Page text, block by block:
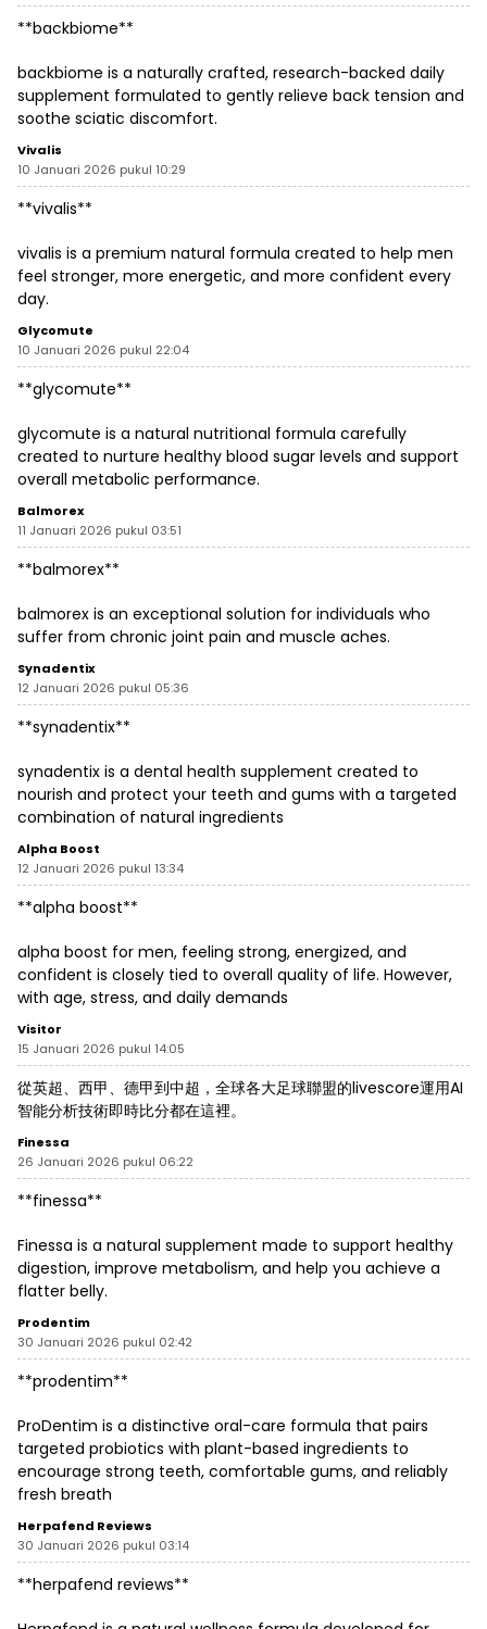
**backbiome**
backbiome is a naturally crafted, research-backed daily
supplement formulated to gently relieve back tension and
soothe sciatic discomfort.
Vivalis
10 Januari 2026 pukul 10:29
**vivalis**
vivalis is a premium natural formula created to help men
feel stronger, more energetic, and more confident every
day.
Glycomute
10 Januari 2026 pukul 22:04
**glycomute**
glycomute is a natural nutritional formula carefully
created to nurture healthy blood sugar levels and support
overall metabolic performance.
Balmorex
11 Januari 2026 pukul 03:51
**balmorex**
balmorex is an exceptional solution for individuals who
suffer from chronic joint pain and muscle aches.
Synadentix
12 Januari 2026 pukul 05:36
**synadentix**
synadentix is a dental health supplement created to
nourish and protect your teeth and gums with a targeted
combination of natural ingredients
Alpha Boost
12 Januari 2026 pukul 13:34
**alpha boost**
alpha boost for men, feeling strong, energized, and
confident is closely tied to overall quality of life. However,
with age, stress, and daily demands
Visitor
15 Januari 2026 pukul 14:05
從英超、西甲、德甲到中超，全球各大足球聯盟的livescore運用AI
智能分析技術即時比分都在這裡。
Finessa
26 Januari 2026 pukul 06:22
**finessa**
Finessa is a natural supplement made to support healthy
digestion, improve metabolism, and help you achieve a
flatter belly.
Prodentim
30 Januari 2026 pukul 02:42
**prodentim**
ProDentim is a distinctive oral-care formula that pairs
targeted probiotics with plant-based ingredients to
encourage strong teeth, comfortable gums, and reliably
fresh breath
Herpafend Reviews
30 Januari 2026 pukul 03:14
**herpafend reviews**